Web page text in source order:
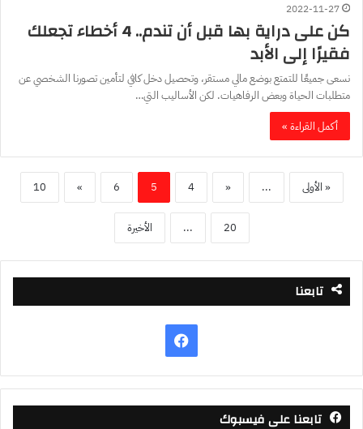
2022-11-27
كن على دراية بها قبل أن تندم.. 4 أخطاء تجعلك
فقيرًا إلى الأبد
نسعى جميعًا للتمتع بوضع مالي مستقر، وتحصيل دخل كافي لتأمين تصورنا الشخصي عن
متطلبات الحياة وبعض الرفاهيات. لكن الأساليب التي…
أكمل القراءة »
« الأولى ...
«
4
5
6
»
10
20
... الأخيرة
تابعنا
فيسبوك
تابعنا على فيسبوك